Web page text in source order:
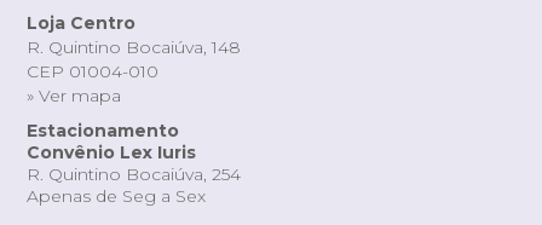
Loja Centro
R. Quintino Bocaiúva, 148
CEP 01004-010
» Ver mapa
Estacionamento
Convênio Lex Iuris
R. Quintino Bocaiúva, 254
Apenas de Seg a Sex